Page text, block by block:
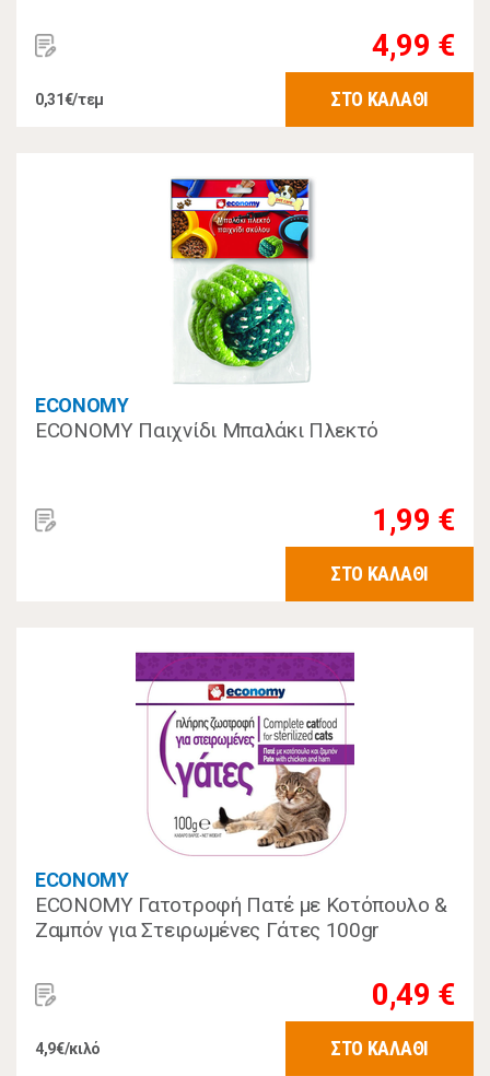
4,99 €
0,31€/τεμ ΣΤΟ ΚΑΛΑΘΙ
ECONOMY
ECONOMY Παιχνίδι Μπαλάκι Πλεκτό
1,99 €
ΣΤΟ ΚΑΛΑΘΙ
ECONOMY
ECONOMY Γατοτροφή Πατέ με Κοτόπουλο &
Ζαμπόν για Στειρωμένες Γάτες 100gr
0,49 €
4,9€/κιλό ΣΤΟ ΚΑΛΑΘΙ